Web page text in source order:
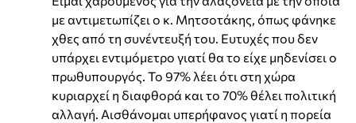
με αντιμετωπίζει ο κ. Μητσοτάκης, όπως φάνηκε
χθες από τη συνέντευξή του. Ευτυχές που δεν
υπάρχει εντιμόμετρο γιατί θα το είχε μηδενίσει ο
πρωθυπουργός. Το 97% λέει ότι στη χώρα
κυριαρχεί η διαφθορά και το 70% θέλει πολιτική
αλλαγή. Αισθάνομαι υπερήφανος γιατί η πορεία